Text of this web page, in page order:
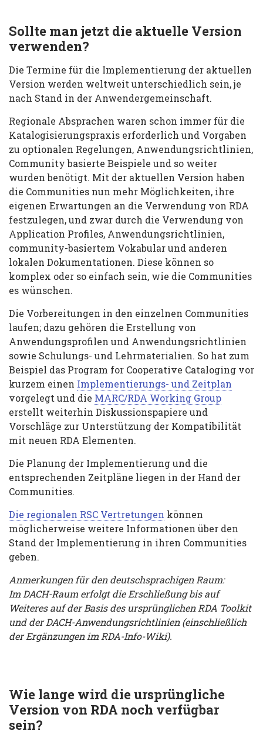
Sollte man jetzt die aktuelle Version
verwenden?
Die Termine für die Implementierung der aktuellen
Version werden weltweit unterschiedlich sein, je
nach Stand in der Anwendergemeinschaft.
Regionale Absprachen waren schon immer für die
Katalogisierungspraxis erforderlich und Vorgaben
zu optionalen Regelungen, Anwendungsrichtlinien,
Community basierte Beispiele und so weiter
wurden benötigt. Mit der aktuellen Version haben
die Communities nun mehr Möglichkeiten, ihre
eigenen Erwartungen an die Verwendung von RDA
festzulegen, und zwar durch die Verwendung von
Application Profiles, Anwendungsrichtlinien,
community-basiertem Vokabular und anderen
lokalen Dokumentationen. Diese können so
komplex oder so einfach sein, wie die Communities
es wünschen.
Die Vorbereitungen in den einzelnen Communities
laufen; dazu gehören die Erstellung von
Anwendungsprofilen und Anwendungsrichtlinien
sowie Schulungs- und Lehrmaterialien. So hat zum
Beispiel das Program for Cooperative Cataloging vor
kurzem einen Implementierungs- und Zeitplan
vorgelegt und die MARC/RDA Working Group
erstellt weiterhin Diskussionspapiere und
Vorschläge zur Unterstützung der Kompatibilität
mit neuen RDA Elementen.
Die Planung der Implementierung und die
entsprechenden Zeitpläne liegen in der Hand der
Communities.
Die regionalen RSC Vertretungen können
möglicherweise weitere Informationen über den
Stand der Implementierung in ihren Communities
geben.
Anmerkungen für den deutschsprachigen Raum:
Im DACH-Raum erfolgt die Erschließung bis auf
Weiteres auf der Basis des ursprünglichen RDA Toolkit
und der DACH-Anwendungsrichtlinien (einschließlich
der Ergänzungen im RDA-Info-Wiki).
Wie lange wird die ursprüngliche
Version von RDA noch verfügbar
sein?